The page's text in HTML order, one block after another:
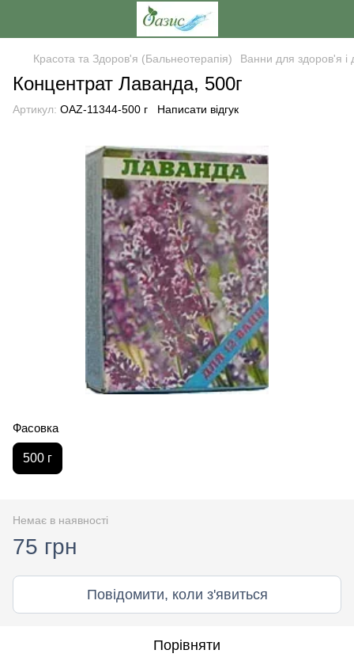
Красота та Здоров'я (Бальнеотерапія) Ванни для здоров'я і
Концентрат Лаванда, 500г
Артикул: OAZ-11344-500 г Написати відгук
Фасовка
500 г
Немає в наявності
75 грн
Повідомити, коли з'явиться
Порівняти